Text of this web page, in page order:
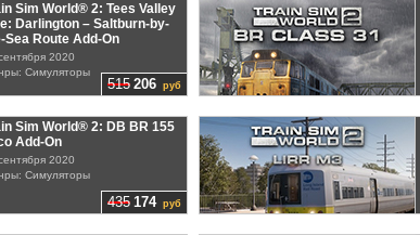
515 206 руб
Sim World® 2: Tees Valley
Darlington – Saltburn-by-
Sea Route Add-On
2020
Симуляторы
435 174руб
Sim World® 2: DB BR 155
Add-On
2020
Симуляторы